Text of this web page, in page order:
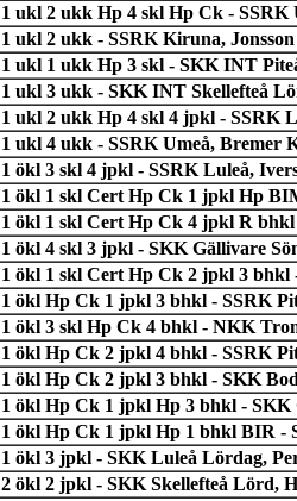
1 ukl 2 ukk Hp 4 skl Hp Ck - SSRK
1 ukl 2 ukk - SSRK Kiruna,
1 ukl 1 ukk Hp 3 skl - SKK INT
1 ukl 3 ukk - SKK INT Skellefteå
1 ukl 2 ukk Hp 4 skl 4 jpkl - SSRK
1 ukl 4 ukk - SSRK Umeå, Bremer
1 ökl 3 skl 4 jpkl - SSRK Luleå,
1 ökl 1 skl Cert Hp Ck 1 jpkl Hp
1 ökl 1 skl Cert Hp Ck 4 jpkl R
1 ökl 4 skl 3 jpkl - SKK Gällivare
1 ökl 1 skl Cert Hp Ck 2 jpkl 3 bhkl
1 ökl Hp Ck 1 jpkl 3 bhkl - SSRK
1 ökl 3 skl Hp Ck 4 bhkl - NKK
1 ökl Hp Ck 2 jpkl 4 bhkl - SSRK
1 ökl Hp Ck 2 jpkl 3 bhkl - SKK
1 ökl Hp Ck 1 jpkl Hp 3 bhkl - SKK
1 ökl Hp Ck 1 jpkl Hp 1 bhkl BIR -
1 ökl 3 jpkl - SKK Luleå Lördag,
2 ökl 2 jpkl - SKK Skellefteå Lörd,